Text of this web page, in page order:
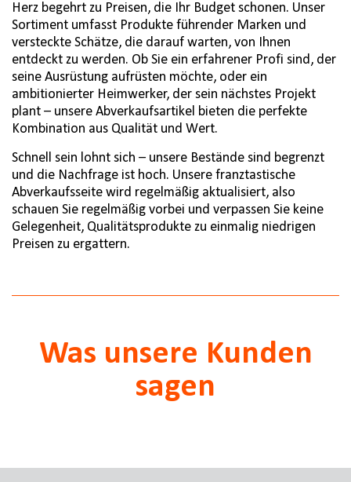
Herz begehrt zu Preisen, die Ihr Budget schonen. Unser
Sortiment umfasst Produkte führender Marken und
versteckte Schätze, die darauf warten, von Ihnen
entdeckt zu werden. Ob Sie ein erfahrener Profi sind, der
seine Ausrüstung aufrüsten möchte, oder ein
ambitionierter Heimwerker, der sein nächstes Projekt
plant – unsere Abverkaufsartikel bieten die perfekte
Kombination aus Qualität und Wert.
Schnell sein lohnt sich – unsere Bestände sind begrenzt
und die Nachfrage ist hoch. Unsere franztastische
Abverkaufsseite wird regelmäßig aktualisiert, also
schauen Sie regelmäßig vorbei und verpassen Sie keine
Gelegenheit, Qualitätsprodukte zu einmalig niedrigen
Preisen zu ergattern.
Was unsere Kunden
sagen